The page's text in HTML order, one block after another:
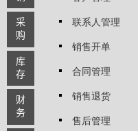
采
购
库
存
财
务
联系人管理
销售开单
合同管理
销售退货
售后管理